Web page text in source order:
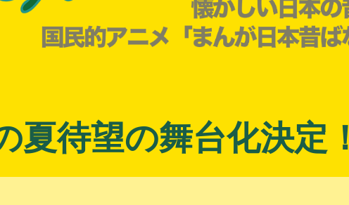
夏待望の舞台化決定！